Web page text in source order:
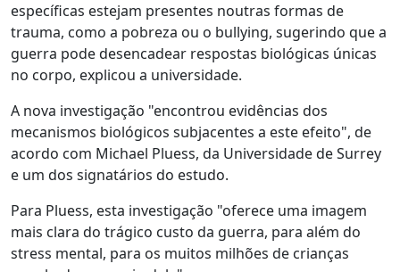
específicas estejam presentes noutras formas de
trauma, como a pobreza ou o bullying, sugerindo que a
guerra pode desencadear respostas biológicas únicas
no corpo, explicou a universidade.
A nova investigação "encontrou evidências dos
mecanismos biológicos subjacentes a este efeito", de
acordo com Michael Pluess, da Universidade de Surrey
e um dos signatários do estudo.
Para Pluess, esta investigação "oferece uma imagem
mais clara do trágico custo da guerra, para além do
stress mental, para os muitos milhões de crianças